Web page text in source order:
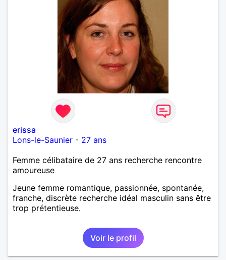
erissa
Lons-le-Saunier - 27 ans
Femme célibataire de 27 ans recherche rencontre
amoureuse
Jeune femme romantique, passionnée, spontanée,
franche, discrète recherche idéal masculin sans être
trop prétentieuse.
Voir le profil